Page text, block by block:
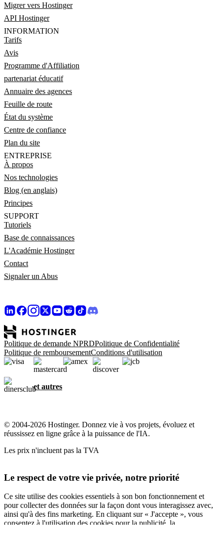
Migrer vers Hostinger
API Hostinger
INFORMATION
Tarifs
Avis
Programme d'Affiliation
partenariat éducatif
Annuaire des agences
Feuille de route
État du système
Centre de confiance
Plan du site
ENTREPRISE
À propos
Nos technologies
Blog (en anglais)
Principes
SUPPORT
Tutoriels
Base de connaissances
L'Académie Hostinger
Contact
Signaler un Abus
Politique de demande NPRDPolitique de Confidentialité
Politique de remboursementConditions d'utilisation
et autres
© 2004-2026 Hostinger. Donnez vie à vos projets, évoluez et
réussissez en ligne grâce à la puissance de l'IA.
Les prix n'incluent pas la TVA
Le respect de votre vie privée, notre priorité
Ce site utilise des cookies essentiels à son bon fonctionnement et
pour collecter des données sur la façon dont vous interagissez avec,
ainsi qu'à des fins marketing. En cliquant sur « J'accepte », vous
consentez à l'utilisation des cookies pour la publicité, la